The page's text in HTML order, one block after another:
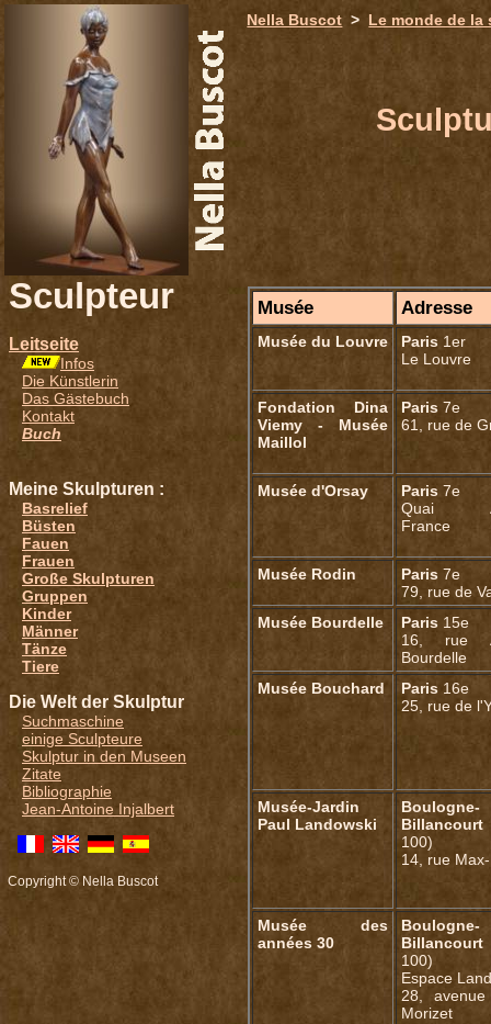
Sculpteur
Leitseite
Infos
Die Künstlerin
Das Gästebuch
Kontakt
Buch
Meine Skulpturen :
Basrelief
Büsten
Fauen
Frauen
Große Skulpturen
Gruppen
Kinder
Männer
Tänze
Tiere
Die Welt der Skulptur
Suchmaschine
einige Sculpteure
Skulptur in den Museen
Zitate
Bibliographie
Jean-Antoine Injalbert
Copyright © Nella Buscot
Nella Buscot > Le monde de la
Musée Adresse
Musée du Louvre Paris1er
Le Louvre
Fondation Dina
Viemy - Musée
Maillol
Paris7e
61, rue de
Musée d'Orsay Paris7e
Quai
France
Musée Rodin Paris7e
79, rue de
Musée Bourdelle
Paris15e
16, rue
Bourdelle
Musée Bouchard
Paris 16e
25, rue de
Musée-Jardin
Paul Landowski
Boulogne-
Billancourt
100)
14, rue
Musée des
années 30
Boulogne-
Billancourt
100)
Espace
28, avenue
Morizet